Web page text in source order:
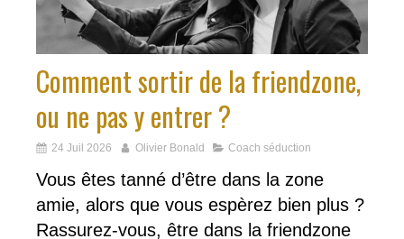
Comment sortir de la friendzone,
ou ne pas y entrer ?
24 Juil 2026 Olivier Bonald Coach séduction
Vous êtes tanné d’être dans la zone
amie, alors que vous espèrez bien plus ?
Rassurez-vous, être dans la friendzone